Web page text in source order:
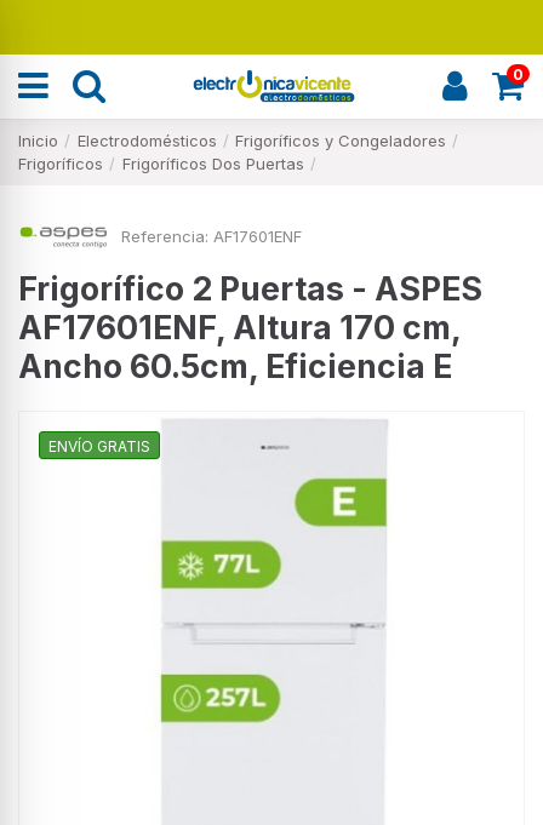
0
Inicio Electrodomésticos
Frigoríficos y Congeladores
Frigoríficos
Frigoríficos Dos Puertas
Referencia: AF17601ENF
Frigorífico 2 Puertas - ASPES
AF17601ENF, Altura 170 cm,
Ancho 60.5cm, Eficiencia E
ENVÍO GRATIS